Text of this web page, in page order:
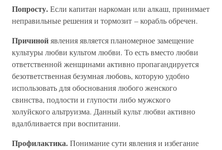
Попросту.Если капитан наркоман или алкаш, принимает
неправильные решения и тормозит – корабль обречен.
Причинойявления является планомерное замещение
культуры любви культом любви. То есть вместо любви
ответственной женщинами активно пропагандируется
безответственная безумная любовь, которую удобно
использовать для обоснования любого женского
свинства, подлости и глупости либо мужского
холуйского альтруизма. Данный культ любви активно
вдалбливается при воспитании.
Профилактика.Понимание сути явления и избегание